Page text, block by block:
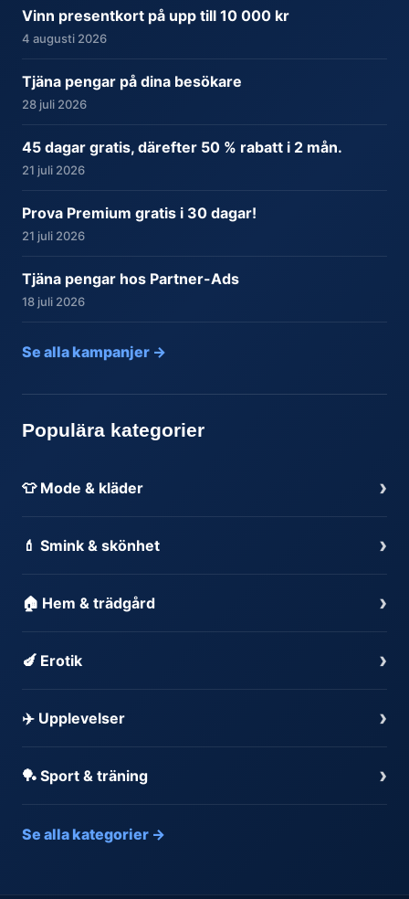
Vinn presentkort på upp till 10 000 kr
4 augusti 2026
Tjäna pengar på dina besökare
28 juli 2026
45 dagar gratis, därefter 50 % rabatt i 2 mån.
21 juli 2026
Prova Premium gratis i 30 dagar!
21 juli 2026
Tjäna pengar hos Partner-Ads
18 juli 2026
Se alla kampanjer →
Populära kategorier
👕 Mode & kläder ›
💄 Smink & skönhet ›
🏠 Hem & trädgård ›
🍆 Erotik ›
✈️ Upplevelser ›
🏓 Sport & träning ›
Se alla kategorier →